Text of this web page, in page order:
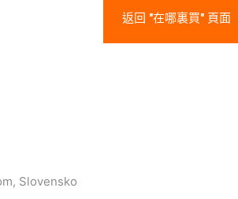
返回 "在哪裏買" 頁面
Slovensko